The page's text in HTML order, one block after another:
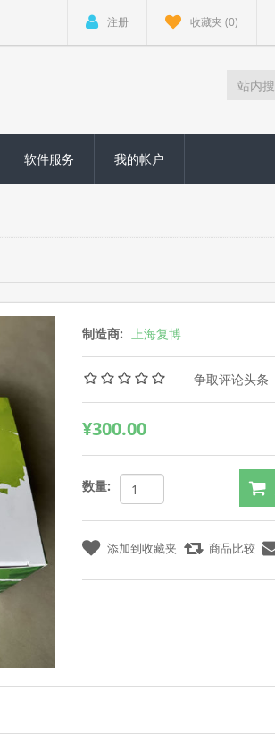
注册 收藏夹 (0)
软件服务 我的帐户
制造商: 上海复博
争取评论头条
¥300.00
数量: